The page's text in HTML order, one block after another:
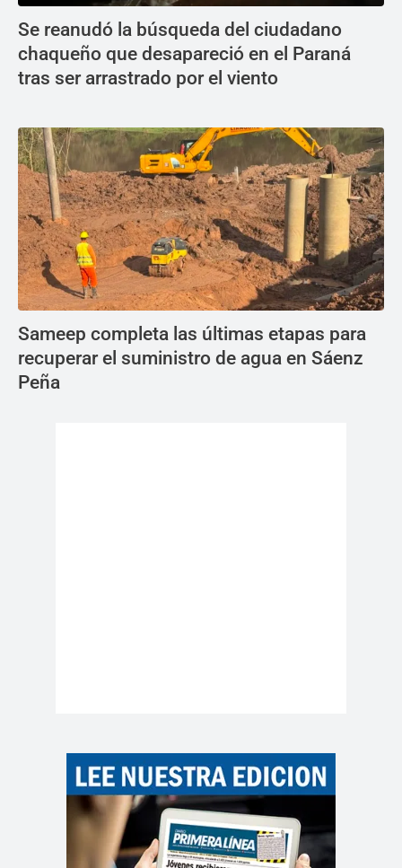
Se reanudó la búsqueda del ciudadano
chaqueño que desapareció en el Paraná
tras ser arrastrado por el viento
Sameep completa las últimas etapas para
recuperar el suministro de agua en Sáenz
Peña